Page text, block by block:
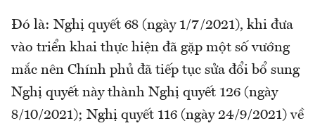
Đó là: Nghị quyết 68 (ngày 1/7/2021), khi đưa
vào triển khai thực hiện đã gặp một số vướng
mắc nên Chính phủ đã tiếp tục sửa đổi bổ sung
Nghị quyết này thành Nghị quyết 126 (ngày
8/10/2021); Nghị quyết 116 (ngày 24/9/2021) về